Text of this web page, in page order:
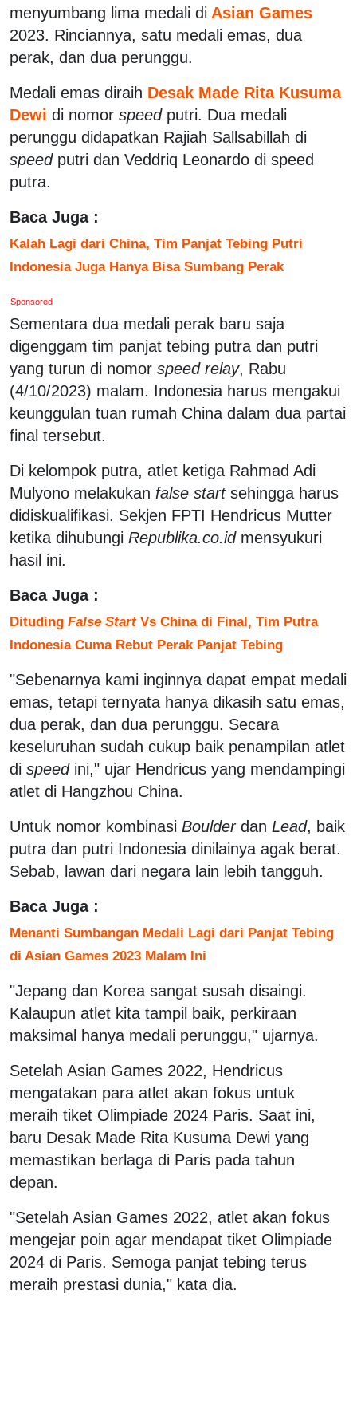
menyumbang lima medali di Asian Games
2023. Rinciannya, satu medali emas, dua
perak, dan dua perunggu.
Medali emas diraih Desak Made Rita Kusuma
Dewi di nomor speedputri. Dua medali
perunggu didapatkan Rajiah Sallsabillah di
speedputri dan Veddriq Leonardo di speed
putra.
Baca Juga :
Kalah Lagi dari China, Tim Panjat Tebing Putri
Indonesia Juga Hanya Bisa Sumbang Perak
Sponsored
Sementara dua medali perak baru saja
digenggam tim panjat tebing putra dan putri
yang turun di nomor speed relay, Rabu
(4/10/2023) malam. Indonesia harus mengakui
keunggulan tuan rumah China dalam dua partai
final tersebut.
Di kelompok putra, atlet ketiga Rahmad Adi
Mulyono melakukan false startsehingga harus
didiskualifikasi. Sekjen FPTI Hendricus Mutter
ketika dihubungi Republika.co.idmensyukuri
hasil ini.
Baca Juga :
Dituding False Start Vs China di Final, Tim Putra
Indonesia Cuma Rebut Perak Panjat Tebing
"Sebenarnya kami inginnya dapat empat medali
emas, tetapi ternyata hanya dikasih satu emas,
dua perak, dan dua perunggu. Secara
keseluruhan sudah cukup baik penampilan atlet
di speedini," ujar Hendricus yang mendampingi
atlet di Hangzhou China.
Untuk nomor kombinasi Boulderdan Lead, baik
putra dan putri Indonesia dinilainya agak berat.
Sebab, lawan dari negara lain lebih tangguh.
Baca Juga :
Menanti Sumbangan Medali Lagi dari Panjat Tebing
di Asian Games 2023 Malam Ini
"Jepang dan Korea sangat susah disaingi.
Kalaupun atlet kita tampil baik, perkiraan
maksimal hanya medali perunggu," ujarnya.
Setelah Asian Games 2022, Hendricus
mengatakan para atlet akan fokus untuk
meraih tiket Olimpiade 2024 Paris. Saat ini,
baru Desak Made Rita Kusuma Dewi yang
memastikan berlaga di Paris pada tahun
depan.
"Setelah Asian Games 2022, atlet akan fokus
mengejar poin agar mendapat tiket Olimpiade
2024 di Paris. Semoga panjat tebing terus
meraih prestasi dunia," kata dia.